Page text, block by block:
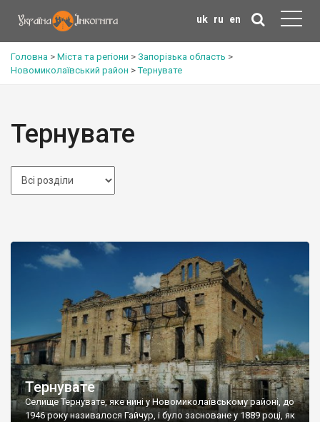
uk ru en
Головна > Міста та регіони > Запорізька область >
Новомиколаївський район >Тернувате
Тернувате
Тернувате
Селище Тернувате, яке нині у Новомиколаївському районі, до
1946 року називалося Гайчур, і було засноване у 1889 році, як